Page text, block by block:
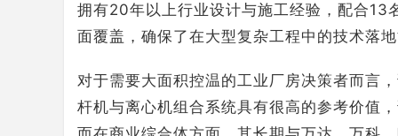
拥有20年以上行业设计与施工经验，配合13
面覆盖，确保了在大型复杂工程中的技术落
对于需要大面积控温的工业厂房决策者而言
杆机与离心机组合系统具有很高的参考价值